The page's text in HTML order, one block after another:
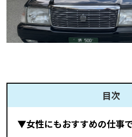
目次
▼女性にもおすすめの仕事